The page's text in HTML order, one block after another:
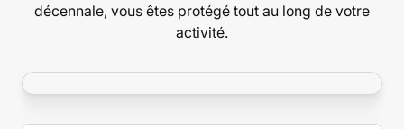
décennale, vous êtes protégé tout au long de votre
activité.